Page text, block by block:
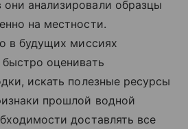
анализировали образцы
на местности.
в будущих миссиях
оценивать
искать полезные ресурсы
прошлой водной
доставлять все